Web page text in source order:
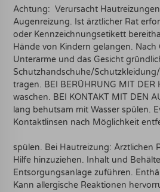
Achtung: Verursacht
Augenreizung. Ist ärztlicher Rat
oder Kennzeichnungsetikett
Hände von Kindern gelangen. Nach
Unterarme und das Gesicht
Schutzhandschuhe/
tragen. BEI BERÜHRUNG MIT DER
waschen. BEI KONTAKT MIT DEN
lang behutsam mit Wasser spülen.
Kontaktlinsen nach Möglichkeit
spülen. Bei Hautreizung: Ärztlichen
Hilfe hinzuziehen. Inhalt und
Entsorgungsanlage zuführen.
Kann allergische Reaktionen